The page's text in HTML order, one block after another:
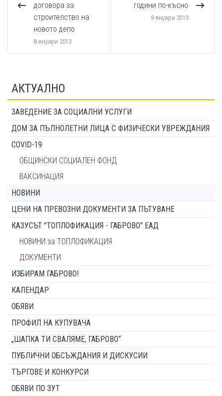
договора за
строителство на
новото депо
8 януари 2013
години по-късно
9 януари 2013
АКТУАЛНО
ЗАВЕДЕНИЕ ЗА СОЦИАЛНИ УСЛУГИ
ДОМ ЗА ПЪЛНОЛЕТНИ ЛИЦА С ФИЗИЧЕСКИ УВРЕЖДАНИЯ
COVID-19
ОБЩИНСКИ СОЦИАЛЕН ФОНД
ВАКСИНАЦИЯ
НОВИНИ
ЦЕНИ НА ПРЕВОЗНИ ДОКУМЕНТИ ЗА ПЪТУВАНЕ
КАЗУСЪТ "ТОПЛОФИКАЦИЯ - ГАБРОВО" ЕАД
НОВИНИ за ТОПЛОФИКАЦИЯ
ДОКУМЕНТИ
ИЗБИРАМ ГАБРОВО!
КАЛЕНДАР
ОБЯВИ
ПРОФИЛ НА КУПУВАЧА
„ШАПКА ТИ СВАЛЯМЕ, ГАБРОВО“
ПУБЛИЧНИ ОБСЪЖДАНИЯ И ДИСКУСИИ
ТЪРГОВЕ И КОНКУРСИ
ОБЯВИ ПО ЗУТ